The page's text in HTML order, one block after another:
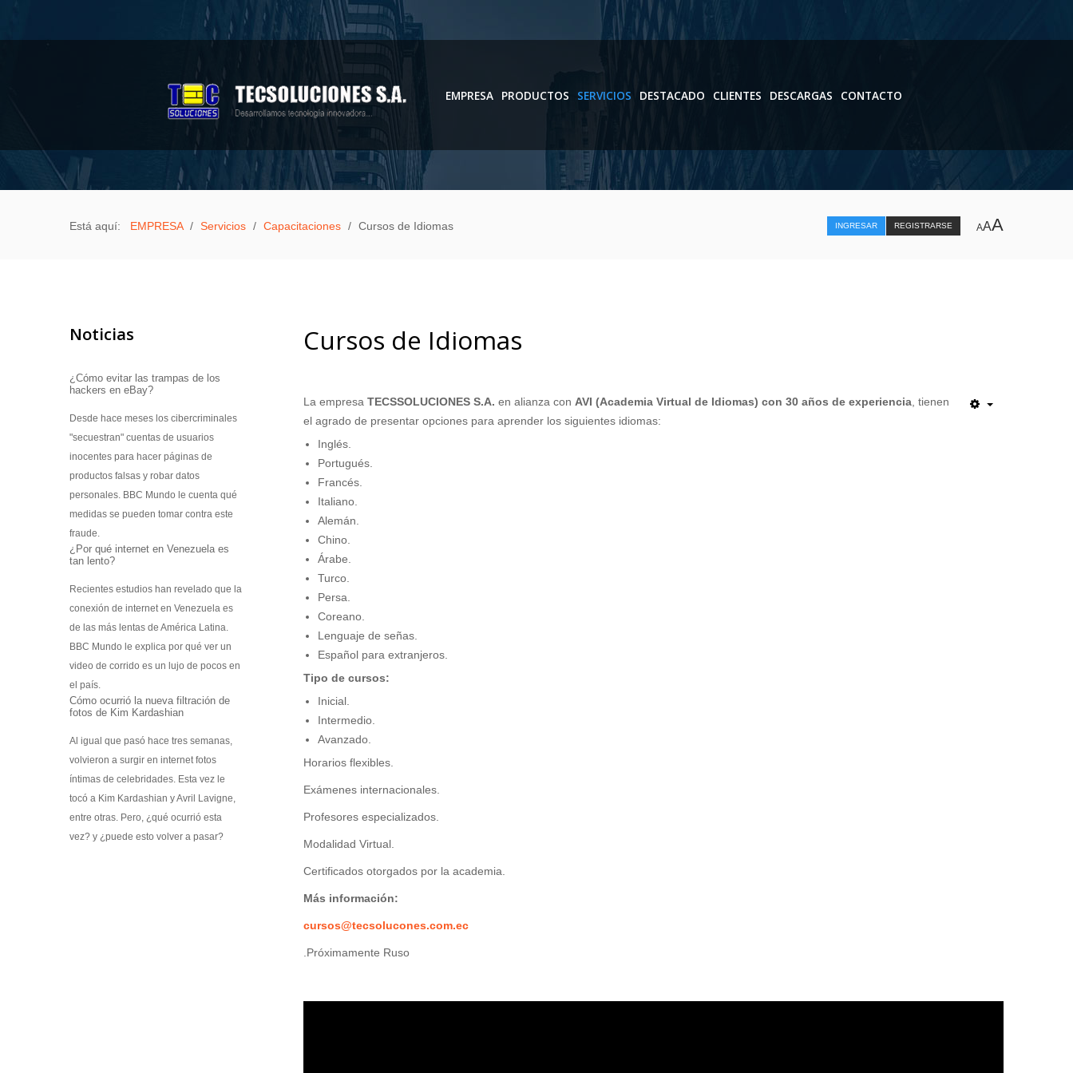
Sidebar Module
This is a sample module published to the
sidebar_top position, using the -sidebar module
class suffix. There is also a sidebar_bottom
position below the menu.
PRODUCTOS
Escáner 3D
Impresoras 3D
Filamentos para impresoras 3D
Interfases de conexión
Startek DIAV
Kits de Aprendizaje
Construye tu Impresora 3D
Gamificación Varitek
Mapas Digitales Interactivos
Robótica para Escuelas y Colegios
Softek Educativo
Softek Evalúa
Varitek Games
Varitek Smart Education
Varitek Programación
Varitek PDI
Kit Médico Básico para el Hogar
Promociones
Software
Sistema de Control de Membresías
EMPRESA PRODUCTOS SERVICIOS DESTACADO CLIENTES DESCARGAS CONTACTO
AAA
REGISTRARSE
INGRESAR
Está aquí: EMPRESA / Servicios / Capacitaciones / Cursos de Idiomas
Cursos de Idiomas
La empresa TECSSOLUCIONES S.A. en alianza con AVI (Academia Virtual de Idiomas) con 30 años de experiencia, tienen
el agrado de presentar opciones para aprender los siguientes idiomas:
Inglés.
Portugués.
Francés.
Italiano.
Alemán.
Chino.
Árabe.
Turco.
Persa.
Coreano.
Lenguaje de señas.
Español para extranjeros.
Tipo de cursos:
Inicial.
Intermedio.
Avanzado.
Horarios flexibles.
Exámenes internacionales.
Profesores especializados.
Modalidad Virtual.
Certificados otorgados por la academia.
Más información:
cursos@tecsolucones.com.ec
.Próximamente Ruso
Noticias
¿Cómo evitar las trampas de los
hackers en eBay?
Desde hace meses los cibercriminales
"secuestran" cuentas de usuarios
inocentes para hacer páginas de
productos falsas y robar datos
personales. BBC Mundo le cuenta qué
medidas se pueden tomar contra este
fraude.
¿Por qué internet en Venezuela es
tan lento?
Recientes estudios han revelado que la
conexión de internet en Venezuela es
de las más lentas de América Latina.
BBC Mundo le explica por qué ver un
video de corrido es un lujo de pocos en
el país.
Cómo ocurrió la nueva filtración de
fotos de Kim Kardashian
Al igual que pasó hace tres semanas,
volvieron a surgir en internet fotos
íntimas de celebridades. Esta vez le
tocó a Kim Kardashian y Avril Lavigne,
entre otras. Pero, ¿qué ocurrió esta
vez? y ¿puede esto volver a pasar?